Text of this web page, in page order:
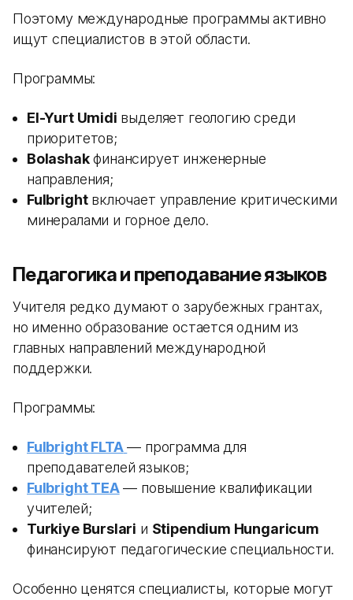
Поэтому международные программы активно
ищут специалистов в этой области.
Программы:
El-Yurt Umidi выделяет геологию среди
приоритетов;
Bolashakфинансирует инженерные
направления;
Fulbrightвключает управление критическими
минералами и горное дело.
Педагогика и преподавание языков
Учителя редко думают о зарубежных грантах,
но именно образование остается одним из
главных направлений международной
поддержки.
Программы:
Fulbright FLTA — программа для
преподавателей языков;
Fulbright TEA— повышение квалификации
учителей;
Turkiye Burslari и Stipendium Hungaricum
финансируют педагогические специальности.
Особенно ценятся специалисты, которые могут